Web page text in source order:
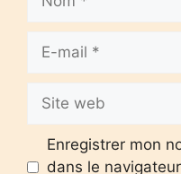
mail
web
Enregistrer mon
dans le